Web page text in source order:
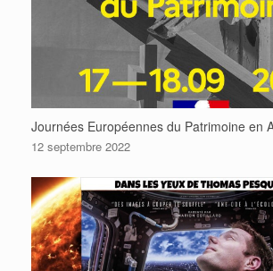
Journées Européennes du Patrimoine en
12 septembre 2022